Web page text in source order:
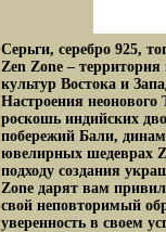
Серьги, серебро 925,
Zen Zone –
культур Востока и
Настроения неонового
роскошь индийских
побережий Бали,
ювелирных шедеврах
подходу создания
Zone дарят вам
свой неповторимый
уверенность в своем